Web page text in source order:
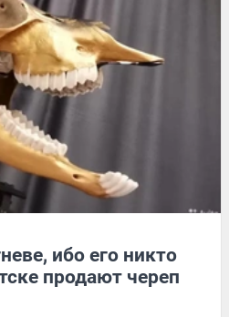
ибо его никто
продают череп